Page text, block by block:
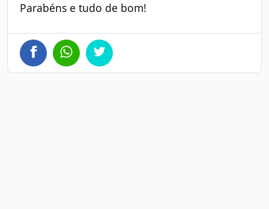
Parabéns e tudo de bom!